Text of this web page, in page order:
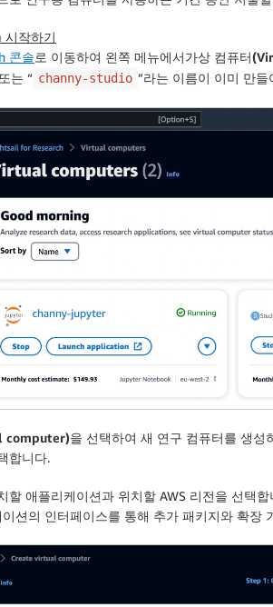
작하기
콘솔로 이동하여 왼쪽 메뉴에서가상 컴퓨터
는 “ channy-studio ”라는 이름이 이미 만
computer)을 선택하여 새 연구 컴퓨터를 생성
합니다.
할 애플리케이션과 위치할 AWS 리전을 선택
션의 인터페이스를 통해 추가 패키지와 확장